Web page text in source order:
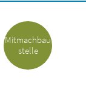
Mitmachbau
stelle